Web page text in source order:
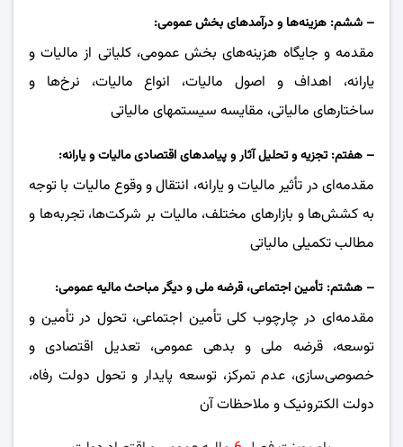
– ششم: هزینه‌ها و درآمدهای بخش عمومی:
مقدمه و جایگاه هزینه‌های بخش عمومی، کلیاتی از مالیات و
یارانه، اهداف و اصول مالیات، انواع مالیات، نرخ‌ها و
ساختارهای مالیاتی، مقایسه سیستمهای مالیاتی
– هفتم: تجزیه و تحلیل آثار و پیامدهای اقتصادی مالیات و یارانه:
مقدمه‌ای در تأثیر مالیات و یارانه، انتقال و وقوع مالیات با توجه
به کشش‌ها و بازارهای مختلف، مالیات بر شرکت‌ها، تجربه‌ها و
مطالب تکمیلی مالیاتی
– هشتم: تأمین اجتماعی، قرضه ملی و دیگر مباحث مالیه عمومی:
مقدمه‌ای در چارچوب کلی تأمین اجتماعی، تحول در تأمین و
توسعه، قرضه ملی و بدهی عمومی، تعدیل اقتصادی و
‌خصوصی‌سازی، عدم تمرکز، توسعه پایدار و ‌تحول دولت رفاه،
دولت الکترونیک و ملاحظات آن